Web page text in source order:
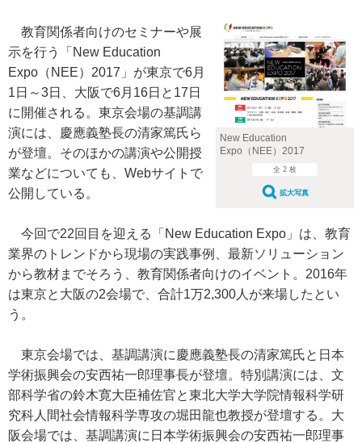
New Education
Expo（NEE）2017
全 2 枚
拡大写真
教育関係者向けのセミナーや展
示を行う「New Education
Expo（NEE）2017」が東京で6月
1日～3日、大阪で6月16日と17日
に開催される。東京会場の基調講
演には、慶應義塾長の清家篤氏ら
が登壇。そのほかの講演や公開授
業などについても、Webサイトで
公開している。
今回で22回目を迎える「New Education Expo」は、教育
業界のトレンドから現場の実践事例、最新ソリューション
から教材までそろう、教育関係者向けのイベント。2016年
は東京と大阪の2会場で、合計1万2,300人が来場したとい
う。
東京会場では、基調講演に慶應義塾長の清家篤氏と日本
学術振興会の安西祐一郎理事長が登壇。特別講演には、文
部科学省の鈴木寛大臣補佐官と東北大学大学院情報科学研
究科人間社会情報科学専攻の堀田龍也教授が登壇する。大
阪会場では、基調講演に日本学術振興会の安西祐一郎理事